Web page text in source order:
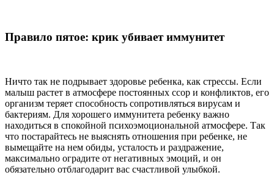
Правило пятое: крик убивает иммунитет
Ничто так не подрывает здоровье ребенка, как стрессы. Если
малыш растет в атмосфере постоянных ссор и конфликтов, его
организм теряет способность сопротивляться вирусам и
бактериям. Для хорошего иммунитета ребенку важно
находиться в спокойной психоэмоциональной атмосфере. Так
что постарайтесь не выяснять отношения при ребенке, не
вымещайте на нем обиды, усталость и раздражение,
максимально оградите от негативных эмоций, и он
обязательно отблагодарит вас счастливой улыбкой.